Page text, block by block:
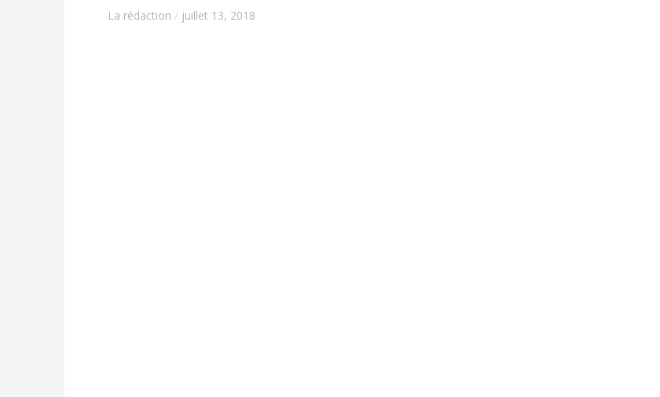
La rédaction / juillet 13, 2018